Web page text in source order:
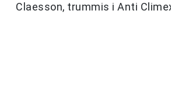
Claesson, trummis i Anti